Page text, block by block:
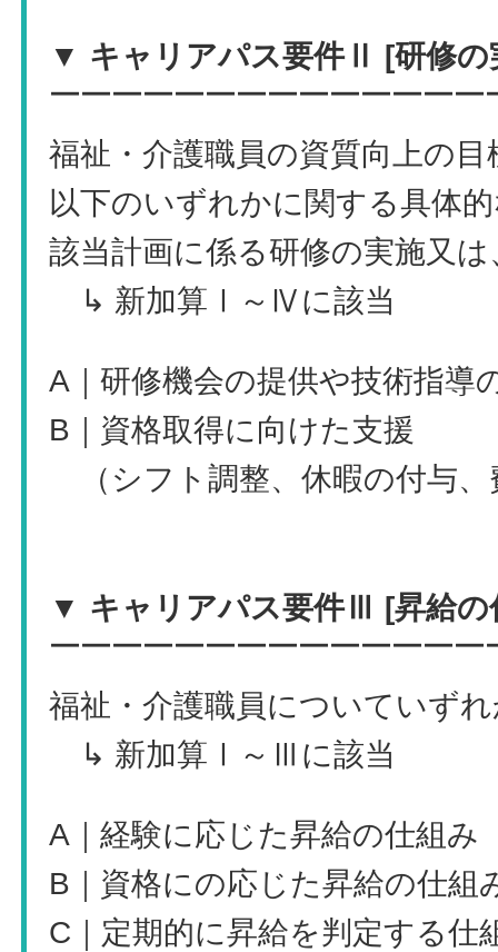
▼ キャリアパス要件Ⅱ [研修の
￣￣￣￣￣￣￣￣￣￣￣￣￣￣
福祉・介護職員の資質向上の目
以下のいずれかに関する具体
該当計画に係る研修の実施又
↳ 新加算Ⅰ～Ⅳに該当
A｜研修機会の提供や技術指導
B｜資格取得に向けた支援
（シフト調整、休暇の付与、
▼ キャリアパス要件Ⅲ [昇給
￣￣￣￣￣￣￣￣￣￣￣￣￣￣
福祉・介護職員についていず
↳ 新加算Ⅰ～Ⅲに該当
A｜経験に応じた昇給の仕組み
B｜資格にの応じた昇給の仕組
C｜定期的に昇給を判定する仕